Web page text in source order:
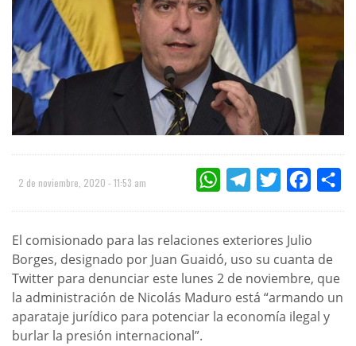
2 de noviembre, 2020 - 11:53 am WHATSAPPTELEGRAMTWITTER
El comisionado para las relaciones exteriores Julio
Borges, designado por Juan Guaidó, uso su cuanta de
Twitter para denunciar este lunes 2 de noviembre, que
la administración de Nicolás Maduro está “armando un
aparataje jurídico para potenciar la economía ilegal y
burlar la presión internacional”.